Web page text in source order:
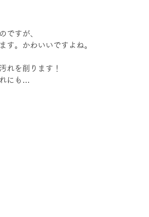
ですが、
す。かわいいですよね。
れを削ります！
にも…